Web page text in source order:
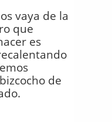
vaya de la
que
es
de